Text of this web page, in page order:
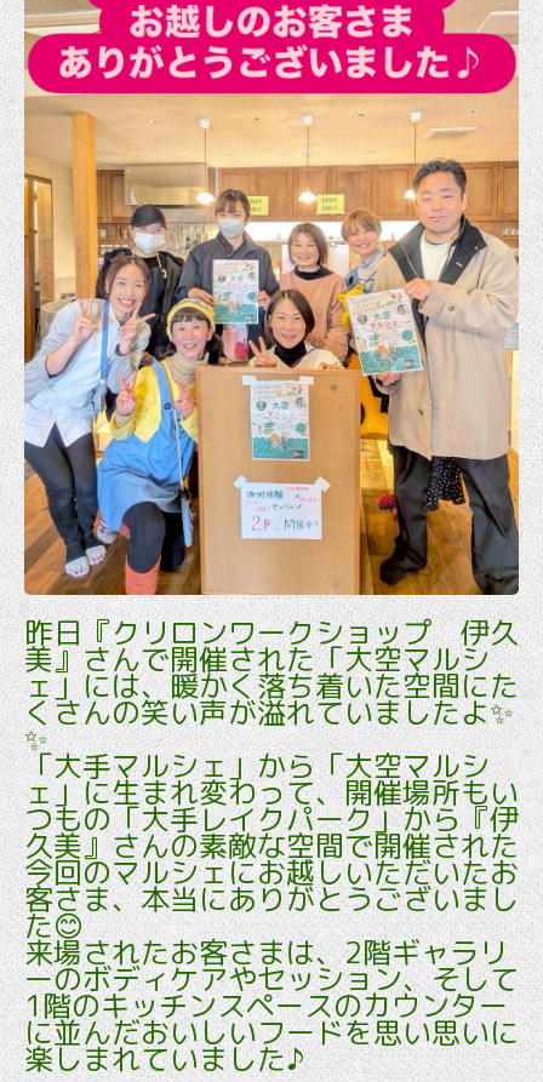
昨日『クリロンワークショップ 伊久
美』さんで開催された「大空マルシ
ェ」には、暖かく落ち着いた空間にた
くさんの笑い声が溢れていましたよ✨
✨
「大手マルシェ」から「大空マルシ
ェ」に生まれ変わって、開催場所もい
つもの「大手レイクパーク」から『伊
久美』さんの素敵な空間で開催された
今回のマルシェにお越しいただいたお
客さま、本当にありがとうございまし
た😊
来場されたお客さまは、2階ギャラリ
ーのボディケアやセッション、そして
1階のキッチンスペースのカウンター
に並んだおいしいフードを思い思いに
楽しまれていました♪